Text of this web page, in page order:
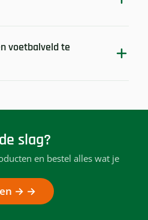
voetbalveld te
slag?
en bestel alles wat je
→